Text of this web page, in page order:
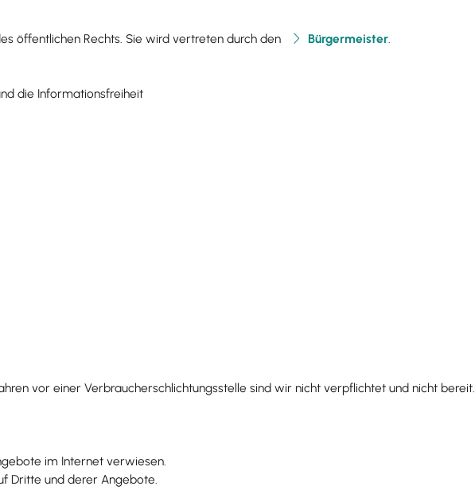
öffentlichen Rechts. Sie wird vertreten durch den Bürgermeister.
die Informationsfreiheit
vor einer Verbraucherschlichtungsstelle sind wir nicht verpflichtet und nicht bereit.
im Internet verwiesen.
Dritte und derer Angebote.